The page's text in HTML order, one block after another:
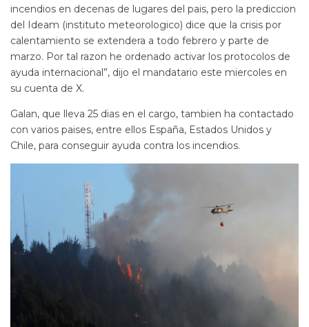
incendios en decenas de lugares del pais, pero la prediccion
del Ideam (instituto meteorologico) dice que la crisis por
calentamiento se extendera a todo febrero y parte de
marzo. Por tal razon he ordenado activar los protocolos de
ayuda internacional”, dijo el mandatario este miercoles en
su cuenta de X.
Galan, que lleva 25 dias en el cargo, tambien ha contactado
con varios paises, entre ellos España, Estados Unidos y
Chile, para conseguir ayuda contra los incendios.